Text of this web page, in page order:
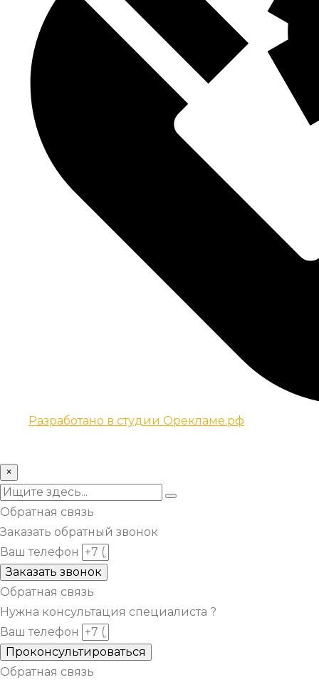
Разработано в студии Орекламе.рф
×
Обратная связь
Заказать обратный звонок
Ваш телефон
Заказать звонок
Обратная связь
Нужна консультация специалиста ?
Ваш телефон
Проконсультироваться
Обратная связь